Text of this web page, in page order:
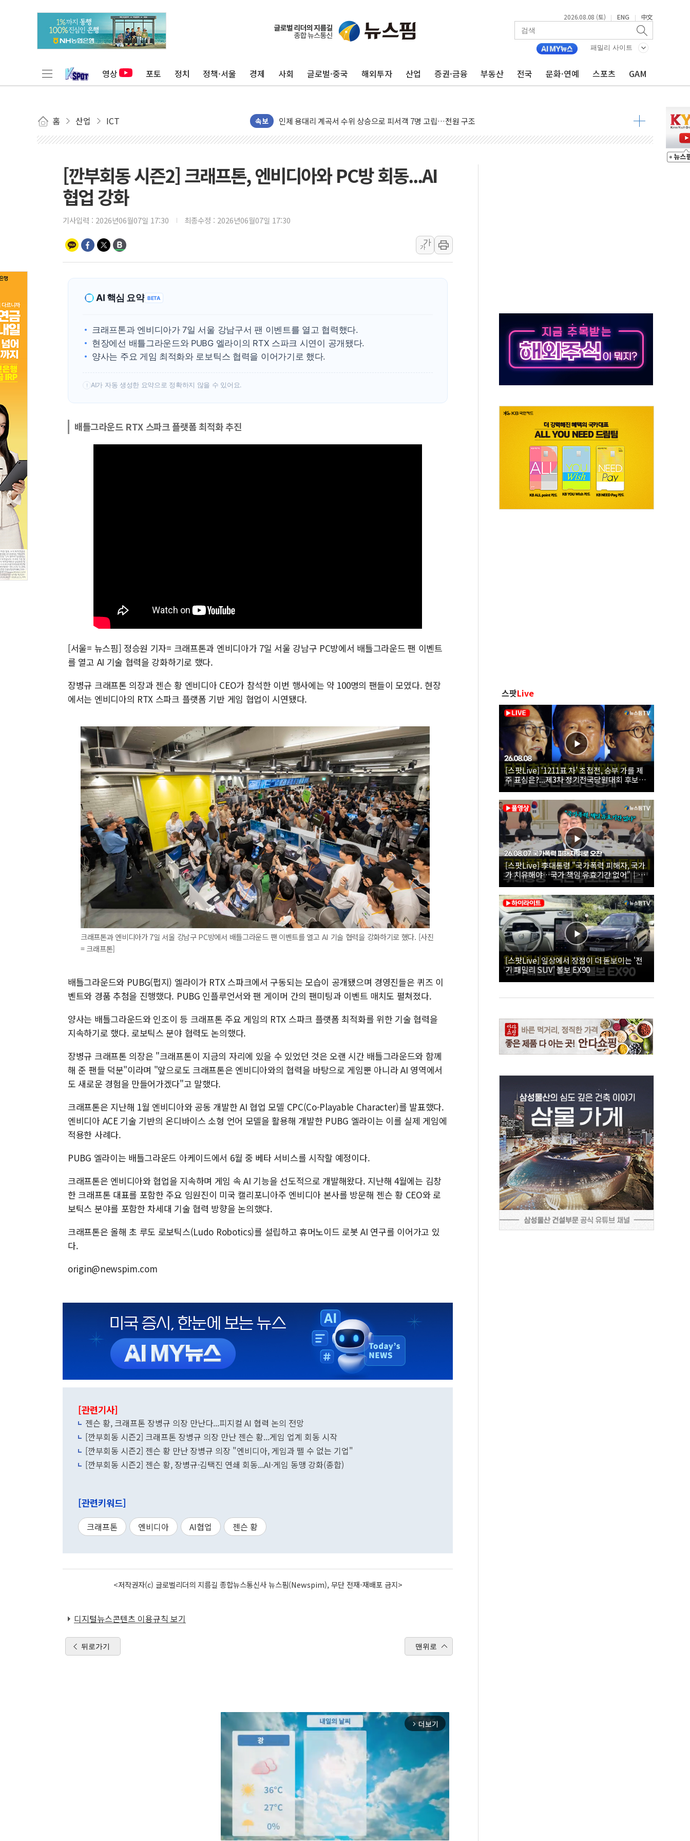
2026.08.08 (토) | ENG | 中文
패밀리 사이트
영상 포토 정치 정책·서울 경제 사회 글로벌·중국 해외투자 산업 증권·금융 부동산 전국 문화·연예 스포츠 GAM
홈 산업 ICT 속보
연일 폭염에 온열질환 사망 23명…정부, 비상대응기구 가동
中 전방위 아파트 부양, 수도 베이징도 부동산 규제 철폐
동해시, 11~14일 '별똥별 멍' 운영…페르세우스 유성우 관측
강원 중·남부 동해안 시간당 50mm 이상 폭우…호우경보 발효
폭염에 車 운전면허 기능시험 오전 집중 편성…체감온도 38도 넘으면 중단
李대통령, 'ISA·주가누르기 방지법' 전면 재검토 지시
충북 주말 무더위 지속…청주·진천 35도, 곳곳 소나기
10월 보완수사권 폐지·공소청 출범…피해자들 '범죄 사각지대' 우려
유럽증시, 美 고용 예상 밖 부진에 연준 금리 인상 가능성 낮아지며 상승… STOXX 600 지수는 나흘 연속 최고치
미 연준 매파 기세 꺾이나…고용 감소에 9월 동결 전망 우세
[깐부회동 시즌2] 크래프톤, 엔비디아와 PC방 회동...AI
협업 강화
기사입력 : 2026년06월07일 17:30 최종수정 : 2026년06월07일 17:30
가
가
AI 핵심 요약 BETA
크래프톤과 엔비디아가 7일 서울 강남구서 팬 이벤트를 열고 협력했다.
현장에선 배틀그라운드와 PUBG 엘라이의 RTX 스파크 시연이 공개됐다.
양사는 주요 게임 최적화와 로보틱스 협력을 이어가기로 했다.
! AI가 자동 생성한 요약으로 정확하지 않을 수 있어요.
배틀그라운드 RTX 스파크 플랫폼 최적화 추진
[서울= 뉴스핌] 정승원 기자= 크래프톤과 엔비디아가 7일 서울 강남구 PC방에서 배틀그라운드 팬 이벤트
를 열고 AI 기술 협력을 강화하기로 했다.
장병규 크래프톤 의장과 젠슨 황 엔비디아 CEO가 참석한 이번 행사에는 약 100명의 팬들이 모였다. 현장
에서는 엔비디아의 RTX 스파크 플랫폼 기반 게임 협업이 시연됐다.
크래프톤과 엔비디아가 7일 서울 강남구 PC방에서 배틀그라운드 팬 이벤트를 열고 AI 기술 협력을 강화하기로 했다. [사진
= 크래프톤]
배틀그라운드와 PUBG(펍지) 엘라이가 RTX 스파크에서 구동되는 모습이 공개됐으며 경영진들은 퀴즈 이
벤트와 경품 추첨을 진행했다. PUBG 인플루언서와 팬 게이머 간의 팬미팅과 이벤트 매치도 펼쳐졌다.
양사는 배틀그라운드와 인조이 등 크래프톤 주요 게임의 RTX 스파크 플랫폼 최적화를 위한 기술 협력을
지속하기로 했다. 로보틱스 분야 협력도 논의했다.
장병규 크래프톤 의장은 "크래프톤이 지금의 자리에 있을 수 있었던 것은 오랜 시간 배틀그라운드와 함께
해 준 팬들 덕분"이라며 "앞으로도 크래프톤은 엔비디아와의 협력을 바탕으로 게임뿐 아니라 AI 영역에서
도 새로운 경험을 만들어가겠다"고 말했다.
크래프톤은 지난해 1월 엔비디아와 공동 개발한 AI 협업 모델 CPC(Co-Playable Character)를 발표했다.
엔비디아 ACE 기술 기반의 온디바이스 소형 언어 모델을 활용해 개발한 PUBG 엘라이는 이를 실제 게임에
적용한 사례다.
PUBG 엘라이는 배틀그라운드 아케이드에서 6월 중 베타 서비스를 시작할 예정이다.
크래프톤은 엔비디아와 협업을 지속하며 게임 속 AI 기능을 선도적으로 개발해왔다. 지난해 4월에는 김창
한 크래프톤 대표를 포함한 주요 임원진이 미국 캘리포니아주 엔비디아 본사를 방문해 젠슨 황 CEO와 로
보틱스 분야를 포함한 차세대 기술 협력 방향을 논의했다.
크래프톤은 올해 초 루도 로보틱스(Ludo Robotics)를 설립하고 휴머노이드 로봇 AI 연구를 이어가고 있
다.
origin@newspim.com
[관련기사]
젠슨 황, 크래프톤 장병규 의장 만난다...피지컬 AI 협력 논의 전망
[깐부회동 시즌2] 크래프톤 장병규 의장 만난 젠슨 황...게임 업계 회동 시작
[깐부회동 시즌2] 젠슨 황 만난 장병규 의장 "엔비디아, 게임과 뗄 수 없는 기업"
[깐부회동 시즌2] 젠슨 황, 장병규·김택진 연쇄 회동...AI·게임 동맹 강화(종합)
[관련키워드]
크래프톤 엔비디아 AI협업 젠슨 황
<저작권자(c) 글로벌리더의 지름길 종합뉴스통신사 뉴스핌(Newspim), 무단 전재-재배포 금지>
디지털뉴스콘텐츠 이용규칙 보기
뒤로가기 맨위로
arrow_forward_ios 더보기
스팟Live
[스팟Live] ‘1211표 차’ 초접전, 승부 가를 제
주 표심은?...제3차 정기전국당원대회 후보자
제주 합동연설회 생중계 | 26.08.08
[스팟Live] 李대통령 "국가폭력 피해자, 국가
가 치유해야…국가 책임 유효기간 없어"｜
26.08.07 국가폭력 피해자 위로 오찬
[스팟Live] 일상에서 장점이 더 돋보이는 '전
기 패밀리 SUV' 볼보 EX90